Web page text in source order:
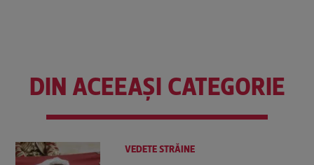
DIN ACEEAȘI CATEGORIE
VEDETE STRĂINE